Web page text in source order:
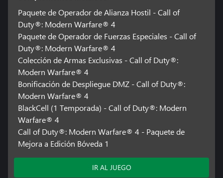
Paquete de Operador de Alianza Hostil - Call of
Duty®: Modern Warfare® 4
Paquete de Operador de Fuerzas Especiales - Call of
Duty®: Modern Warfare® 4
Colección de Armas Exclusivas - Call of Duty®:
Modern Warfare® 4
Bonificación de Despliegue DMZ - Call of Duty®:
Modern Warfare® 4
BlackCell (1 Temporada) - Call of Duty®: Modern
Warfare® 4
Call of Duty®: Modern Warfare® 4 - Paquete de
Mejora a Edición Bóveda 1
IR AL JUEGO